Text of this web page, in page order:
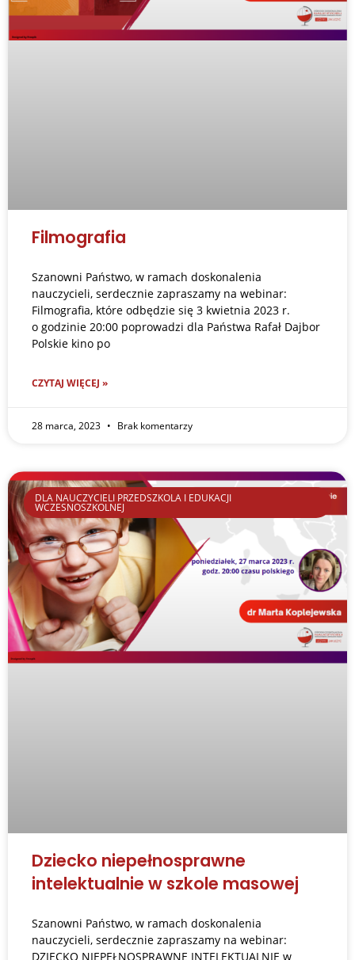
Filmografia
Szanowni Państwo, w ramach doskonalenia
nauczycieli, serdecznie zapraszamy na webinar:
Filmografia, które odbędzie się 3 kwietnia 2023 r.
o godzinie 20:00 poprowadzi dla Państwa Rafał Dajbor
Polskie kino po
CZYTAJ WIĘCEJ »
28 marca, 2023 Brak komentarzy
DLA NAUCZYCIELI PRZEDSZKOLA I EDUKACJI
WCZESNOSZKOLNEJ
Dziecko niepełnosprawne
intelektualnie w szkole masowej
Szanowni Państwo, w ramach doskonalenia
nauczycieli, serdecznie zapraszamy na webinar:
DZIECKO NIEPEŁNOSPRAWNE INTELEKTUALNIE w